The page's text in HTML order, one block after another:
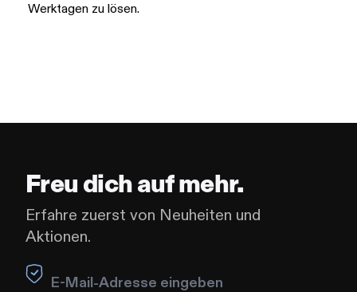
Werktagen zu lösen.
Freu dich auf mehr.
Erfahre zuerst von Neuheiten und
Aktionen.
Leave this field blank